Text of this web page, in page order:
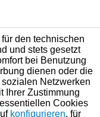
den technischen
und stets gesetzt
bei Benutzung
dienen oder die
Netzwerken
Ihrer Zustimmung
Cookies
konfigurieren, für